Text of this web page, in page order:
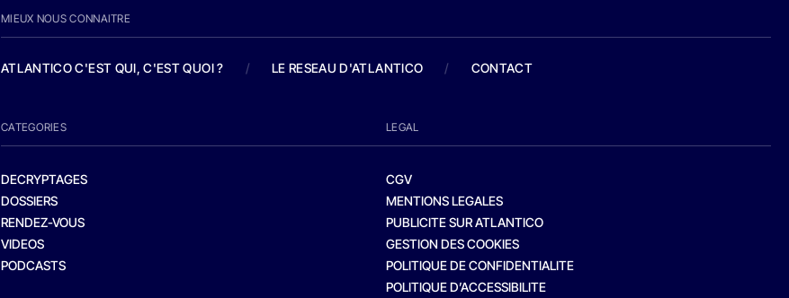
MIEUX NOUS CONNAITRE
ATLANTICO C'EST QUI, C'EST QUOI ? / LE RESEAU D'ATLANTICO / CONTACT
CATEGORIES
DECRYPTAGES
DOSSIERS
RENDEZ-VOUS
VIDEOS
PODCASTS
LEGAL
CGV
MENTIONS LEGALES
PUBLICITE SUR ATLANTICO
GESTION DES COOKIES
POLITIQUE DE CONFIDENTIALITE
POLITIQUE D’ACCESSIBILITE